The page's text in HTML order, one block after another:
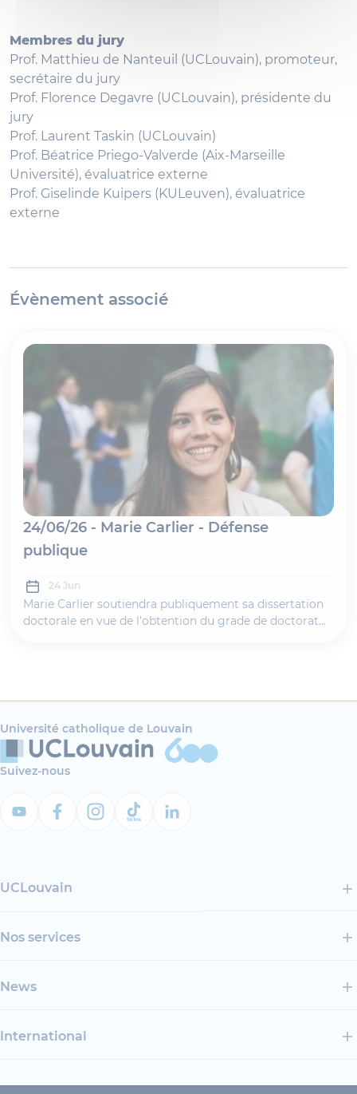
Membres du jury
Prof. Matthieu de Nanteuil (UCLouvain), promoteur,
secrétaire du jury
Prof. Florence Degavre (UCLouvain), présidente du
jury
Prof. Laurent Taskin (UCLouvain)
Prof. Béatrice Priego-Valverde (Aix-Marseille
Université), évaluatrice externe
Prof. Giselinde Kuipers (KULeuven), évaluatrice
externe
Évènement associé
24/06/26 - Marie Carlier - Défense
publique
24 Jun
Marie Carlier soutiendra publiquement sa dissertation
doctorale en vue de l'obtention du grade de doctorat
policier.
Université catholique de Louvain
Suivez-nous
UCLouvain
Nos services
News
International